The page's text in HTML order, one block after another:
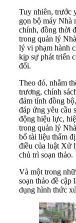
Tuy nhiên, trước
gọn bộ máy Nhà
chính, đồng thời
trong quản lý
lý vi phạm hành
kịp sự phát triển
đổi.
Theo đó, nhằm
trương, chính
đảm tính đồng
đáp ứng yêu cầu
động hiệu lực,
trong quản lý
bố tài liệu thẩm
điều của luật Xử
chủ trì soạn thảo.
Và một trong
soạn thảo đề cập
dụng hình thức